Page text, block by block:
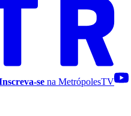
se na MetrópolesTV